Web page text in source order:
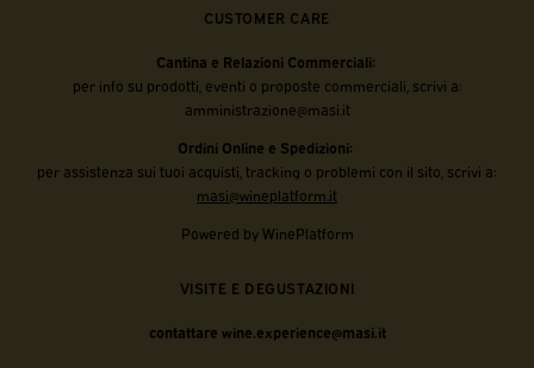
CUSTOMER CARE
Cantina e Relazioni Commerciali:
per info su prodotti, eventi o proposte commerciali, scrivi a:
amministrazione@masi.it
Ordini Online e Spedizioni:
per assistenza sui tuoi acquisti, tracking o problemi con il sito, scrivi a:
masi@wineplatform.it
Powered by WinePlatform
VISITE E DEGUSTAZIONI
contattare wine.experience@masi.it